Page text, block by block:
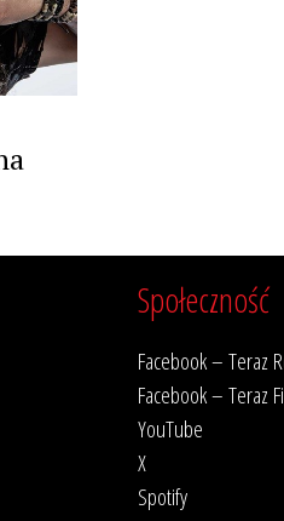
Społeczność
Facebook – Teraz
Facebook – Teraz
YouTube
X
Spotify